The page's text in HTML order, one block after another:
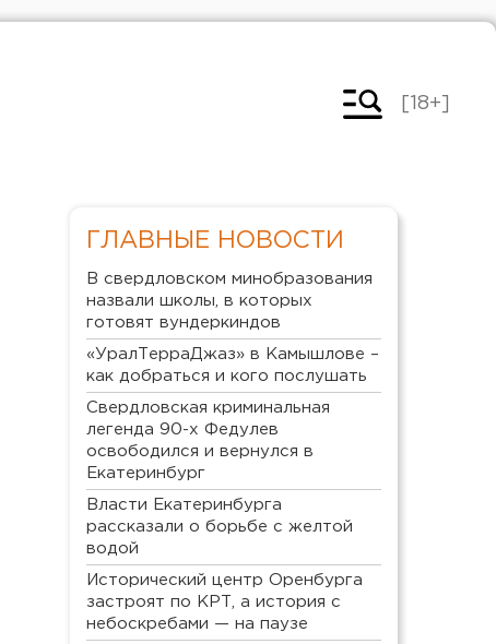
[18+]
ГЛАВНЫЕ НОВОСТИ
В свердловском минобразования
назвали школы, в которых
готовят вундеркиндов
«УралТерраДжаз» в Камышлове –
как добраться и кого послушать
Свердловская криминальная
легенда 90-х Федулев
освободился и вернулся в
Екатеринбург
Власти Екатеринбурга
рассказали о борьбе с желтой
водой
Исторический центр Оренбурга
застроят по КРТ, а история с
небоскребами — на паузе